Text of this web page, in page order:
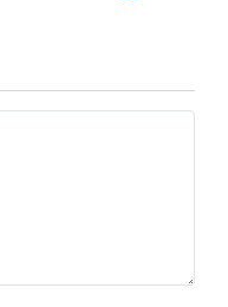
魚！.pdf
覽
圖)02_
好